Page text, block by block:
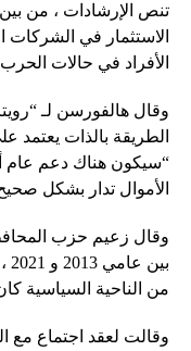
تنص الإرشادات ، من
الاستثمار في
الأفراد في حالات
وقال هالفورسن لـ
الطريقة بالذات يعتمد
“سيكون هناك دعم عام
الأموال تدار بشكل
وقال زعيم حزب
من الناحية السياسية